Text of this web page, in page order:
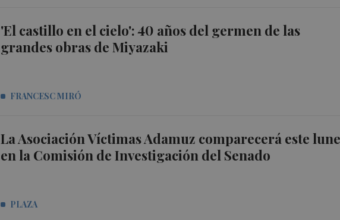
'El castillo en el cielo': 40 años del germen de las
grandes obras de Miyazaki
FRANCESC MIRÓ
La Asociación Víctimas Adamuz comparecerá este
en la Comisión de Investigación del Senado
PLAZA